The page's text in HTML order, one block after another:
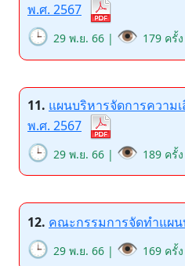
พ.ศ. 2567
🕒 29 พ.ย. 66 | 👁️ 179 ครั้ง
11. แผนบริหารจัดการความ
พ.ศ. 2567
🕒 29 พ.ย. 66 | 👁️ 189 ครั้ง
12. คณะกรรมการจัดทำแผน
🕒 29 พ.ย. 66 | 👁️ 169 ครั้ง